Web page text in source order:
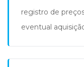
registro de
eventual
administrativos,